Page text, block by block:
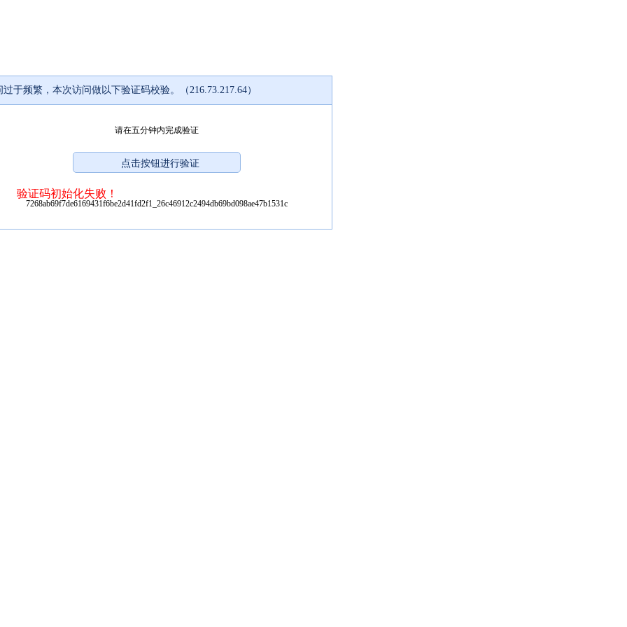
过于频繁，本次访问做以下验证码校验。（216.73.217.64）
请在五分钟内完成验证
验证码初始化失败！
7268ab69f7de6169431f6be2d41fd2f1_26c46912c2494db69bd098ae47b1531c